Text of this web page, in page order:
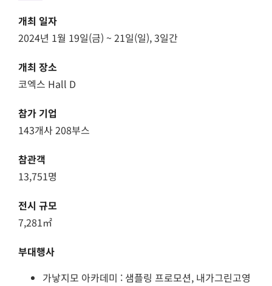
개최 일자
2024년 1월 19일(금) ~ 21일(일), 3일간
개최 장소
코엑스 Hall D
참가 기업
143개사 208부스
참관객
13,751명
전시 규모
7,281㎡
부대행사
가낳지모 아카데미 : 샘플링 프로모션, 내가그린고영